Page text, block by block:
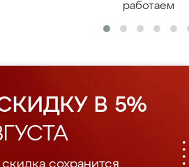
работаем
В 5%
сохранится.